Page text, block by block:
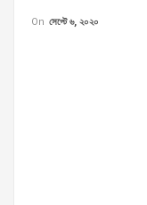
On সেপ্টে ৬, ২০২০